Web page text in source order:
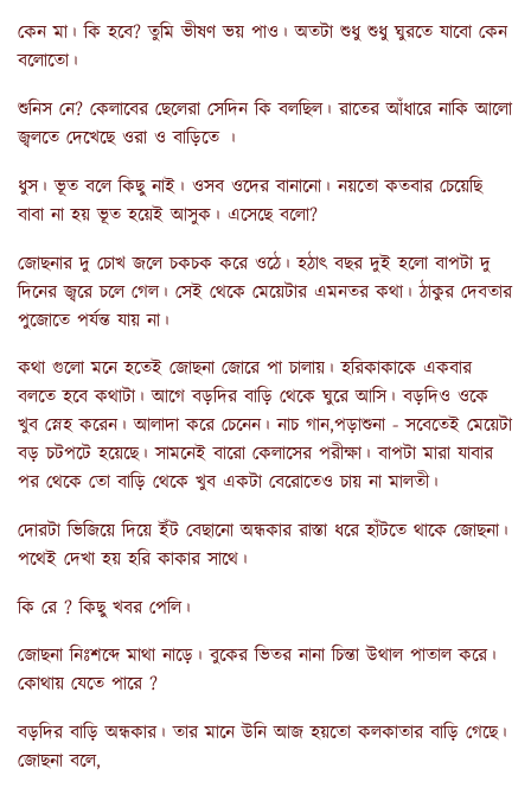
কেন মা। কি হবে? তুমি ভীষণ ভয় পাও। অতটা শুধু শুধু ঘুরতে যাবো কেন
বলোতো।
শুনিস নে? কেলাবের ছেলেরা সেদিন কি বলছিল। রাতের আঁধারে নাকি আলো
জ্বলতে দেখেছে ওরা ও বাড়িতে ।
ধুস। ভূত বলে কিছু নাই। ওসব ওদের বানানো। নয়তো কতবার চেয়েছি
বাবা না হয় ভূত হয়েই আসুক। এসেছে বলো?
জোছনার দু চোখ জলে চকচক করে ওঠে। হঠাৎ বছর দুই হলো বাপটা দু
দিনের জ্বরে চলে গেল। সেই থেকে মেয়েটার এমনতর কথা। ঠাকুর দেবতার
পুজোতে পর্যন্ত যায় না।
কথা গুলো মনে হতেই জোছনা জোরে পা চালায়। হরিকাকাকে একবার
বলতে হবে কথাটা। আগে বড়দির বাড়ি থেকে ঘুরে আসি। বড়দিও ওকে
খুব স্নেহ করেন। আলাদা করে চেনেন। নাচ গান,পড়াশুনা - সবেতেই মেয়েটা
বড় চটপটে হয়েছে। সামনেই বারো কেলাসের পরীক্ষা। বাপটা মারা যাবার
পর থেকে তো বাড়ি থেকে খুব একটা বেরোতেও চায় না মালতী।
দোরটা ভিজিয়ে দিয়ে ইঁট বেছানো অন্ধকার রাস্তা ধরে হাঁটতে থাকে জোছনা।
পথেই দেখা হয় হরি কাকার সাথে।
কি রে ? কিছু খবর পেলি।
জোছনা নিঃশব্দে মাথা নাড়ে। বুকের ভিতর নানা চিন্তা উথাল পাতাল করে।
কোথায় যেতে পারে ?
বড়দির বাড়ি অন্ধকার। তার মানে উনি আজ হয়তো কলকাতার বাড়ি গেছে।
জোছনা বলে,